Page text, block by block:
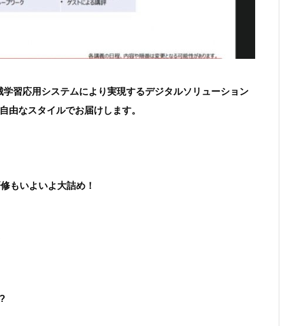
習応用システムにより実現するデジタルソリューション
由なスタイルでお届けします。
もいよいよ大詰め！